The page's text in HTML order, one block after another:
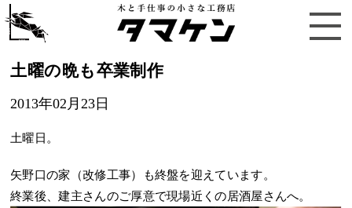
土曜の晩も卒業制作
2013年02月23日
土曜日。
矢野口の家（改修工事）も終盤を迎えています。
終業後、建主さんのご厚意で現場近くの居酒屋さんへ。